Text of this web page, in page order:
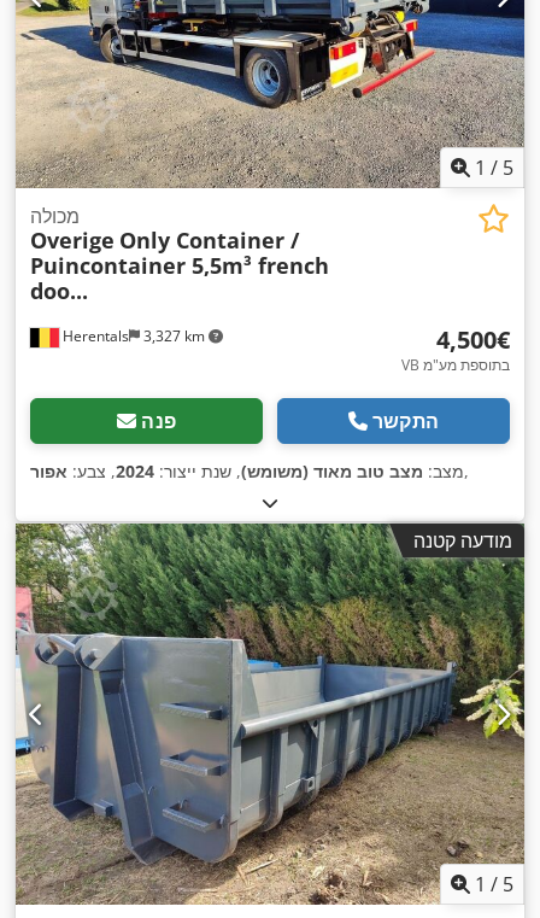
1 / 5
Herentals 3,327 km
מכולה
Overige Only Container /
Puincontainer 5,5m³ french
doo...
‏4,500 ‏€
VB בתוספת מע"מ
פנה התקשר
מצב: מצב טוב מאוד (משומש), שנת ייצור: 2024, צבע: אפור ,
מודעה קטנה
1 / 5